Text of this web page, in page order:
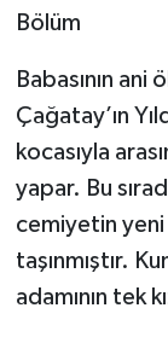
Bölüm
Babasının
Çağatay’ın
kocasıyla
yapar. Bu
cemiyetin yeni
taşınmıştır.
adamının tek
TEKNOLOJİ
YAŞAM
KÜLTÜR